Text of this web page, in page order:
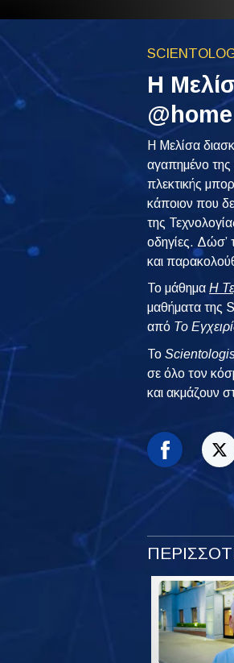
Η
@home
Η Μελίσα
αγαπημένο της
πλεκτικής
κάποιον που
της
οδηγίες. Δώσ’
και
Το μάθημαΗ
μαθήματα της
από Το
To
σε όλο τον
και ακμάζουν